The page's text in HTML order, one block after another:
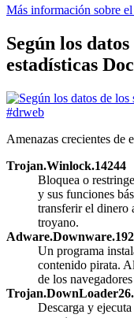
Más información sobre
Según los
estadísticas
Amenazas crecientes de
Trojan.Winlock.14244
Bloquea o
y sus funciones
transferir el dinero
troyano.
Un programa
contenido pirata.
de los
Descarga y